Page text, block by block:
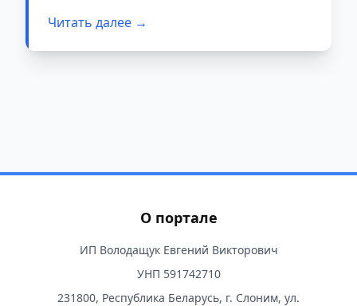
Читать далее →
О портале
ИП Володащук Евгений Викторович
УНП 591742710
231800, Республика Беларусь, г. Слоним, ул.